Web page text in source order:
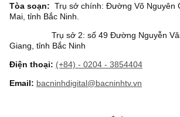
Tòa soạn: Trụ sở chính: Đường Võ Nguyên
Mai, tỉnh Bắc Ninh.
Trụ sở 2: số 49 Đường Nguyễn Văn
Giang, tỉnh Bắc Ninh
Điện thoại: (+84) - 0204 - 3854404
Email: bacninhdigital@bacninhtv.vn